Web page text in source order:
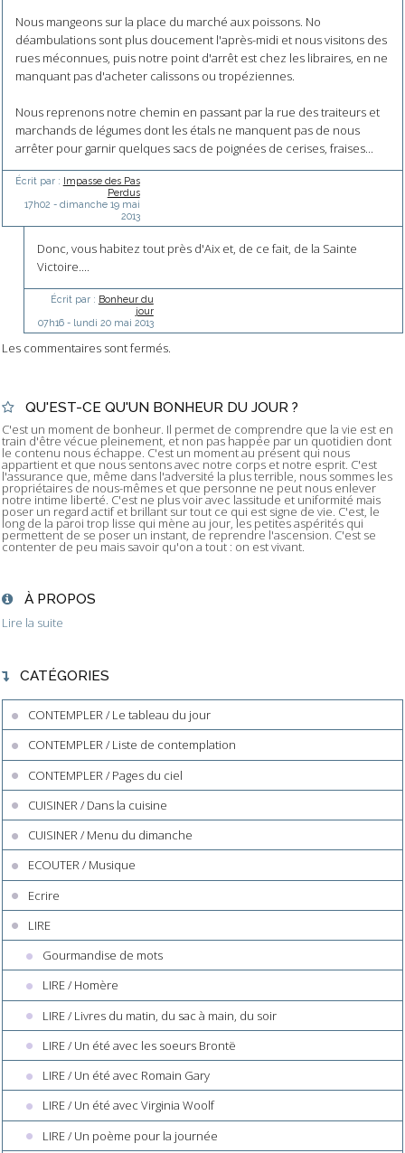
Nous mangeons sur la place du marché aux poissons. No
déambulations sont plus doucement l'après-midi et nous visitons des
rues méconnues, puis notre point d'arrêt est chez les libraires, en ne
manquant pas d'acheter calissons ou tropéziennes.
Nous reprenons notre chemin en passant par la rue des traiteurs et
marchands de légumes dont les étals ne manquent pas de nous
arrêter pour garnir quelques sacs de poignées de cerises, fraises...
Écrit par : Impasse des Pas
Perdus
17h02 - dimanche 19 mai
2013
Donc, vous habitez tout près d'Aix et, de ce fait, de la Sainte
Victoire....
Écrit par : Bonheur du
jour
07h16- lundi 20 mai 2013
Les commentaires sont fermés.
QU'EST-CE QU'UN BONHEUR DU JOUR ?
C'est un moment de bonheur. Il permet de comprendre que la vie est en
train d'être vécue pleinement, et non pas happée par un quotidien dont
le contenu nous échappe. C'est un moment au présent qui nous
appartient et que nous sentons avec notre corps et notre esprit. C'est
l'assurance que, même dans l'adversité la plus terrible, nous sommes les
propriétaires de nous-mêmes et que personne ne peut nous enlever
notre intime liberté. C'est ne plus voir avec lassitude et uniformité mais
poser un regard actif et brillant sur tout ce qui est signe de vie. C'est, le
long de la paroi trop lisse qui mène au jour, les petites aspérités qui
permettent de se poser un instant, de reprendre l'ascension. C'est se
contenter de peu mais savoir qu'on a tout : on est vivant.
À PROPOS
Lire la suite
CATÉGORIES
CONTEMPLER / Le tableau du jour
CONTEMPLER / Liste de contemplation
CONTEMPLER / Pages du ciel
CUISINER / Dans la cuisine
CUISINER / Menu du dimanche
ECOUTER / Musique
Ecrire
LIRE
Gourmandise de mots
LIRE / Homère
LIRE / Livres du matin, du sac à main, du soir
LIRE / Un été avec les soeurs Brontë
LIRE / Un été avec Romain Gary
LIRE / Un été avec Virginia Woolf
LIRE / Un poème pour la journée